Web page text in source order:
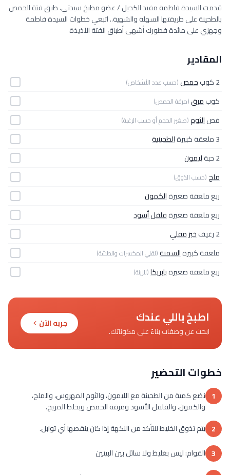
قدمت السيدة فاطمة مفيد الكحيل / عضو مطبخ سيدتي، طبق فتة الحمص
بالطحينة على طريقتها السهلة والشهية.. اتبعي خطوات السيدة فاطمة
وجهزي على مائدة فطورك أشهى أطباق الفتة اللذيذة
المقادير
2 كوب حمص(حسب عدد الأشخاص)
كوبمرق(مرقة الحمص)
فصالثوم(صغير الحجم أو حسب الرغبة)
3 ملعقة كبيرة
الطحينية
2 حبة
ليمون
ملح(حسب الذوق)
ربع ملعقة صغيرةالكمون
ربع ملعقة صغيرةفلفل أسود
2 رغيف
خبز مقلي
ملعقة كبيرةالسمنة(لقلي المكسرات والطشة)
ربع ملعقة صغيرةبابريكا(للزينة)
اطبخ باللي عندك
ابحث عن وصفات بناءً على مكوناتك.
جربه الآن
خطوات التحضير
1 نضع كمية من الطحينة مع الليمون، والثوم المهروس، والملح،
والكمون، والفلفل الأسود ومرقة الحمص ويخلط المزيج.
2 يتم تذوق الخليط للتأكد من النكهة إذا كان ينقصها أي توابل.
3 القوام: ليس بغليظ ولا سائل بين البينين